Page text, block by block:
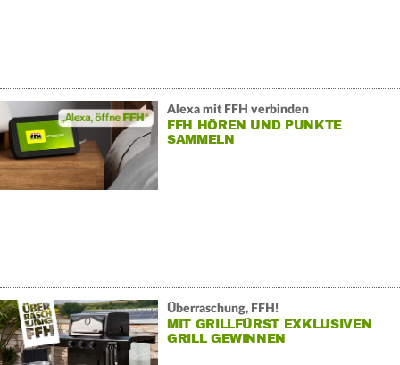
Alexa mit FFH verbinden
FFH HÖREN UND PUNKTE
SAMMELN
Überraschung, FFH!
MIT GRILLFÜRST EXKLUSIVEN
GRILL GEWINNEN